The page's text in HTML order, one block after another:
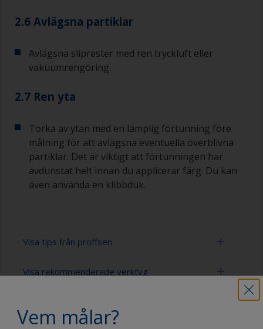
2.6 Avlägsna partiklar
Avlägsna sliprester med ren tryckluft eller
vakuumrengöring.
2.7 Ren yta
Torka av ytan med en lämplig förtunning före
målning för att avlägsna eventuella överblivna
partiklar. Det är viktigt att förtunningen har
avdunstat helt innan du applicerar färg. Du kan
även använda en klibbduk.
Visa tips från proffsen
>Slipa alltid längs med träfibern eftersom
Färgen eller fernissan kan avlägsnas med ett
Visa rekommenderade verktyg
Dammsugare (eller tryckluft)
Vem målar?